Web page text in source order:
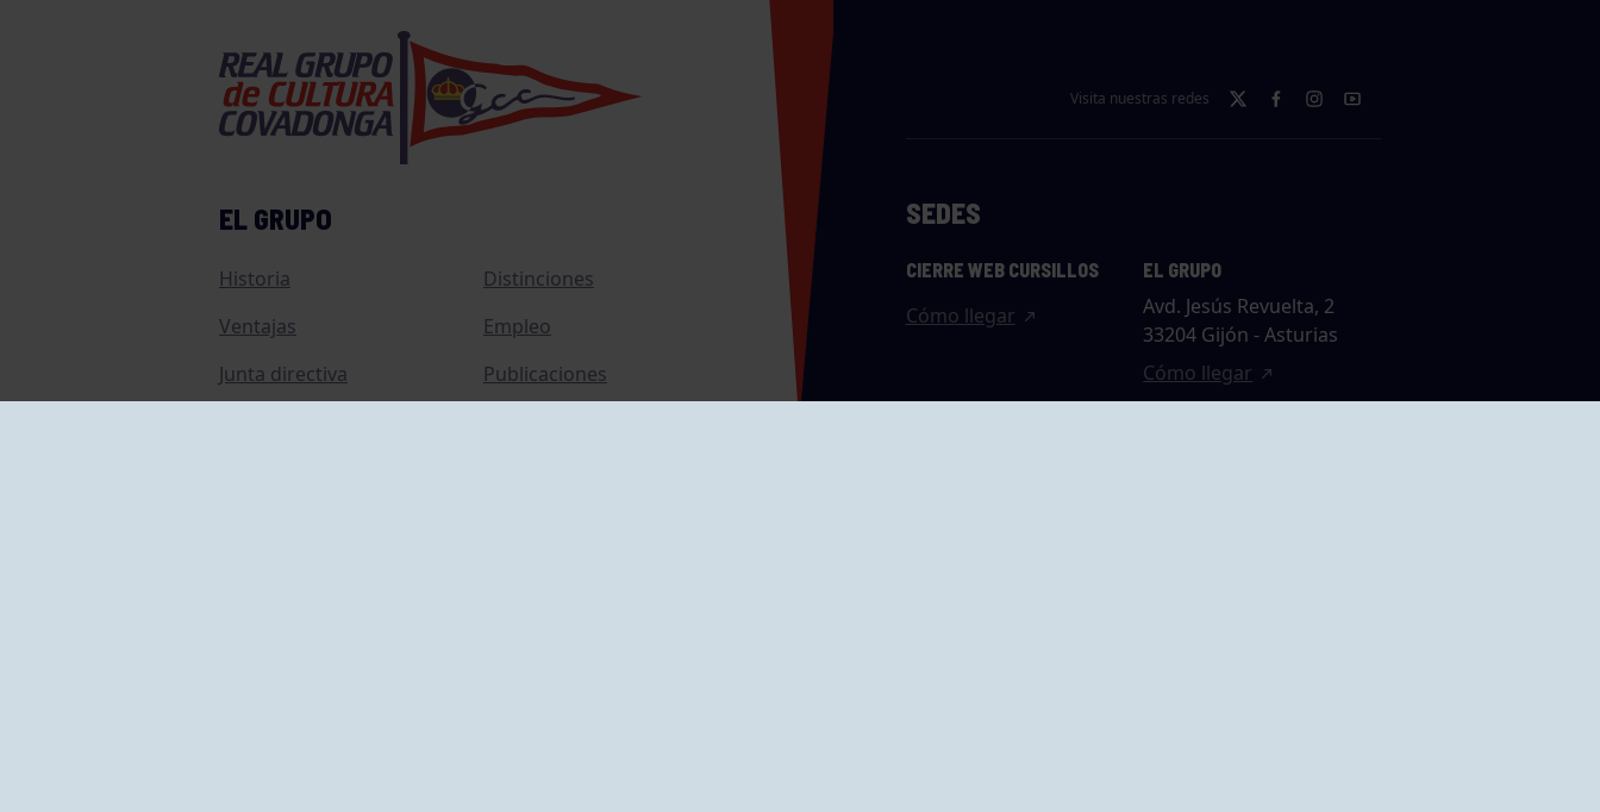
EL GRUPO
Historia
Distinciones
Ventajas
Empleo
Junta directiva
Publicaciones
Visita nuestras redes
SEDES
CIERRE WEB CURSILLOS
Cómo llegar
EL GRUPO
Avd. Jesús Revuelta, 2
33204 Gijón - Asturias
Cómo llegar